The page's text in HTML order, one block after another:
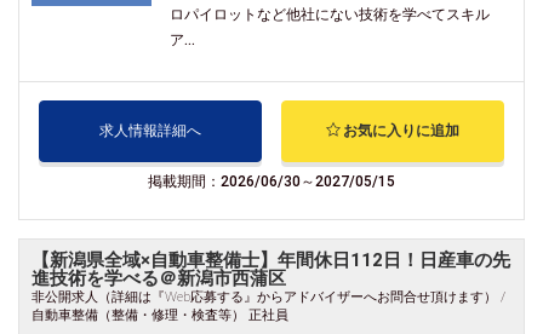
ロパイロットなど他社にない技術を学べてスキル
ア...
求人情報詳細へ お気に入りに追加
掲載期間：2026/06/30～2027/05/15
【新潟県全域×自動車整備士】年間休日112日！日産車の先
進技術を学べる＠新潟市西蒲区
非公開求人（詳細は『Web応募する』からアドバイザーへお問合せ頂けます） /
自動車整備（整備・修理・検査等） 正社員